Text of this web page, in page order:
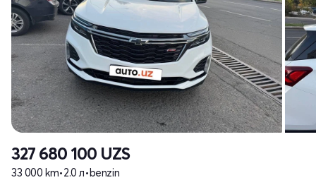
327 680 100 UZS
33 000 km•2.0 л•benzin